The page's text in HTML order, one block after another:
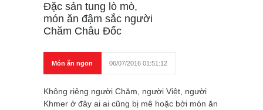
Đặc sản tung lò mò,
món ăn đậm sắc người
Chăm Châu Đốc
Món ăn ngon 06/07/2016 01:51:12
Không riêng người Chăm, người Việt, người
Khmer ở đây ai ai cũng bị mê hoặc bởi món ăn